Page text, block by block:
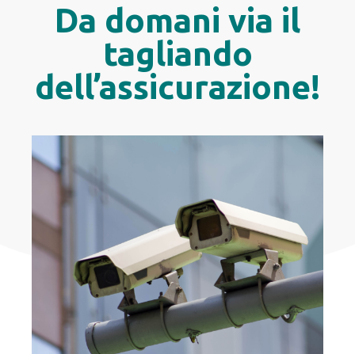
o
Da domani via il
tagliando
dell’assicurazione!